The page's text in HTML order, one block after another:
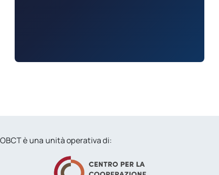
OBCT è una unità operativa di: